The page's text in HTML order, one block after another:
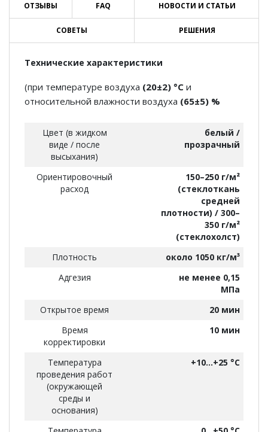
ОТЗЫВЫ FAQ НОВОСТИ И СТАТЬИ
СОВЕТЫ РЕШЕНИЯ
Технические характеристики
(при температуре воздуха (20±2) °С и
относительной влажности воздуха (65±5) %
Цвет (в жидком
виде / после
высыхания)
белый /
прозрачный
Ориентировочный
расход
150–250 г/м²
(стеклоткань
средней
плотности) / 300–
350 г/м²
(стеклохолст)
Плотность
около 1050 кг/м³
Адгезия
не менее 0,15
МПа
Открытое время
20 мин
Время
корректировки
10 мин
Температура
проведения работ
(окружающей
среды и
основания)
+10...+25 °С